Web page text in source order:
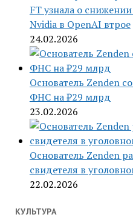
FT узнала о
Nvidia в OpenAI втрое
24.02.2026
Основатель Zenden
ФНС на ₽29 млрд
23.02.2026
Основатель Zenden
свидетеля в
22.02.2026
КУЛЬТУРА